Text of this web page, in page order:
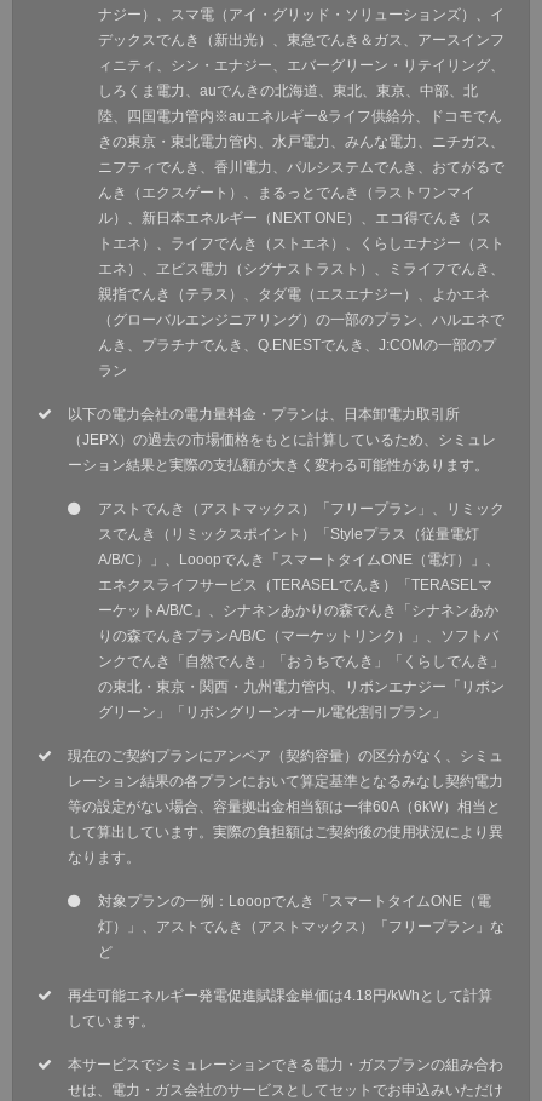
ナジー）、スマ電（アイ・グリッド・ソリューションズ）、イ
デックスでんき（新出光）、東急でんき＆ガス、アースインフ
ィニティ、シン・エナジー、エバーグリーン・リテイリング、
しろくま電力、auでんきの北海道、東北、東京、中部、北
陸、四国電力管内※auエネルギー&ライフ供給分、ドコモでん
きの東京・東北電力管内、水戸電力、みんな電力、ニチガス、
ニフティでんき、香川電力、パルシステムでんき、おてがるで
んき（エクスゲート）、まるっとでんき（ラストワンマイ
ル）、新日本エネルギー（NEXT ONE）、エコ得でんき（ス
トエネ）、ライフでんき（ストエネ）、くらしエナジー（スト
エネ）、ヱビス電力（シグナストラスト）、ミライフでんき、
親指でんき（テラス）、タダ電（エスエナジー）、よかエネ
（グローバルエンジニアリング）の一部のプラン、ハルエネで
んき、プラチナでんき、Q.ENESTでんき、J:COMの一部のプ
ラン
以下の電力会社の電力量料金・プランは、日本卸電力取引所
（JEPX）の過去の市場価格をもとに計算しているため、シミュレ
ーション結果と実際の支払額が大きく変わる可能性があります。
アストでんき（アストマックス）「フリープラン」、リミック
スでんき（リミックスポイント）「Styleプラス（従量電灯
A/B/C）」、Looopでんき「スマートタイムONE（電灯）」、
エネクスライフサービス（TERASELでんき）「TERASELマ
ーケットA/B/C」、シナネンあかりの森でんき「シナネンあか
りの森でんきプランA/B/C（マーケットリンク）」、ソフトバ
ンクでんき「自然でんき」「おうちでんき」「くらしでんき」
の東北・東京・関西・九州電力管内、リボンエナジー「リボン
グリーン」「リボングリーンオール電化割引プラン」
現在のご契約プランにアンペア（契約容量）の区分がなく、シミュ
レーション結果の各プランにおいて算定基準となるみなし契約電力
等の設定がない場合、容量拠出金相当額は一律60A（6kW）相当と
して算出しています。実際の負担額はご契約後の使用状況により異
なります。
対象プランの一例：Looopでんき「スマートタイムONE（電
灯）」、アストでんき（アストマックス）「フリープラン」な
ど
再生可能エネルギー発電促進賦課金単価は4.18円/kWhとして計算
しています。
本サービスでシミュレーションできる電力・ガスプランの組み合わ
せは、電力・ガス会社のサービスとしてセットでお申込みいただけ